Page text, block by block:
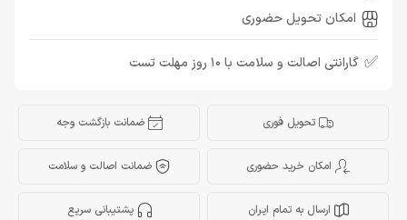
امکان تحویل حضوری
✅ گارانتی اصالت و سلامت با 10 روز مهلت تست
تحویل فوری ضمانت بازگشت وجه
امکان خرید حضوری ضمانت اصالت و سلامت
ارسال به تمام ایران پشتیبانی سریع